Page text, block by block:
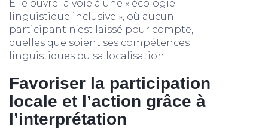
Elle ouvre la voie à une « écologie
linguistique inclusive », où aucun
participant n’est laissé pour compte,
quelles que soient ses compétences
linguistiques ou sa localisation.
Favoriser la participation
locale et l’action grâce à
l’interprétation